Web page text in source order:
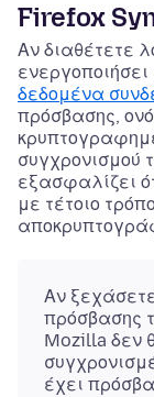
Firefox
Αν διαθέτετε
δεδομένα
πρόσβασης,
συγχρονισμού
εξασφαλίζει
με τέτοιο
Αν
πρόσβασης
Mozilla δεν
έχει